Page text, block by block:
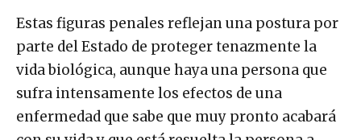
Estas figuras penales reflejan una postura por
parte del Estado de proteger tenazmente la
vida biológica, aunque haya una persona que
sufra intensamente los efectos de una
enfermedad que sabe que muy pronto acabará